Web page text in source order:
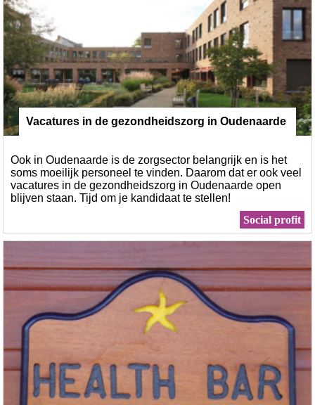
Vacatures in de gezondheidszorg in Oudenaarde
Ook in Oudenaarde is de zorgsector belangrijk en is het
soms moeilijk personeel te vinden. Daarom dat er ook veel
vacatures in de gezondheidszorg in Oudenaarde open
blijven staan. Tijd om je kandidaat te stellen!
Social profit